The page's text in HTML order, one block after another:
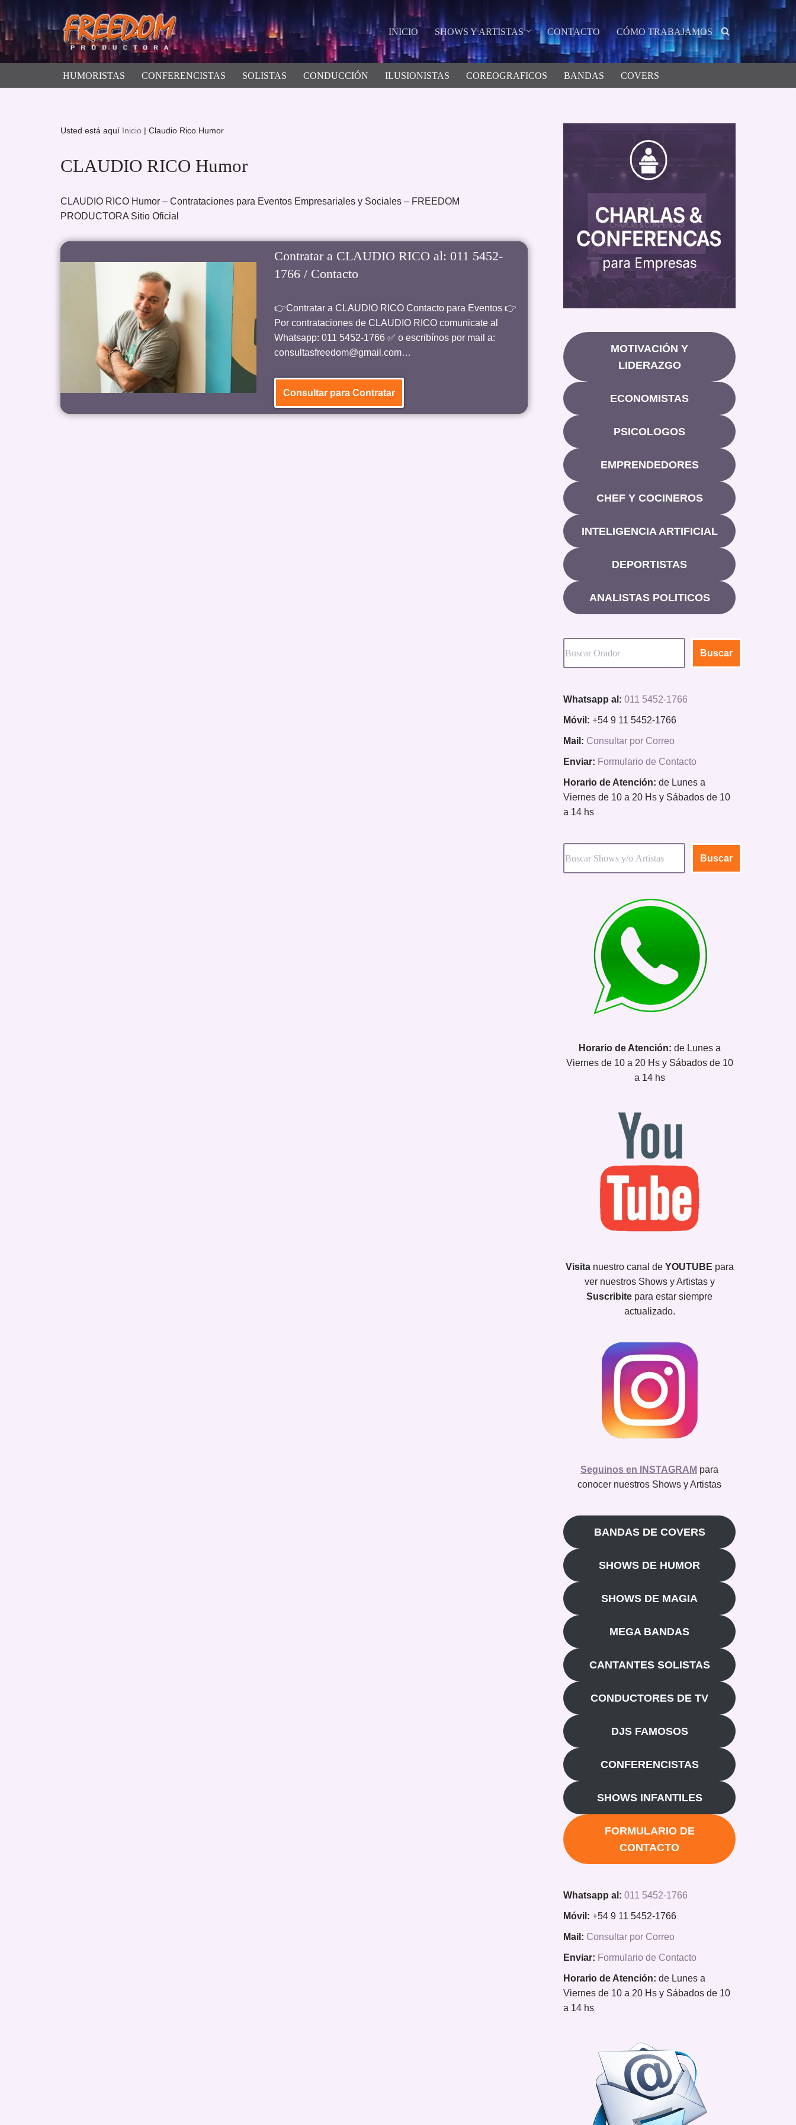
Saltar
contenido
INICIO SHOWS Y ARTISTAS CONTACTO CÓMO TRABAJAMOS
HUMORISTAS CONFERENCISTAS SOLISTAS CONDUCCIÓN ILUSIONISTAS COREOGRAFICOS BANDAS COVERS
Usted está aquí Inicio | Claudio Rico Humor
CLAUDIO RICO Humor
CLAUDIO RICO Humor – Contrataciones para Eventos Empresariales y Sociales – FREEDOM
PRODUCTORA Sitio Oficial
Contratar a CLAUDIO RICO al: 011 5452-
1766 / Contacto
👉Contratar a CLAUDIO RICO Contacto para Eventos 👉
Por contrataciones de CLAUDIO RICO comunicate al
Whatsapp: 011 5452-1766 ✅ o escribínos por mail a:
consultasfreedom@gmail.com…
Consultar para Contratar
MOTIVACIÓN Y
LIDERAZGO
ECONOMISTAS
PSICOLOGOS
EMPRENDEDORES
CHEF Y COCINEROS
INTELIGENCIA ARTIFICIAL
DEPORTISTAS
ANALISTAS POLITICOS
Buscar
Whatsapp al: 011 5452-1766
Móvil: +54 9 11 5452-1766
Mail: Consultar por Correo
Enviar: Formulario de Contacto
Horario de Atención: de Lunes a
Viernes de 10 a 20 Hs y Sábados de 10
a 14 hs
Buscar
Horario de Atención: de Lunes a
Viernes de 10 a 20 Hs y Sábados de 10
a 14 hs
Visita nuestro canal de YOUTUBE para
ver nuestros Shows y Artistas y
Suscribite para estar siempre
actualizado.
Seguinos en INSTAGRAM para
conocer nuestros Shows y Artistas
BANDAS DE COVERS
SHOWS DE HUMOR
SHOWS DE MAGIA
MEGA BANDAS
CANTANTES SOLISTAS
CONDUCTORES DE TV
DJS FAMOSOS
CONFERENCISTAS
SHOWS INFANTILES
FORMULARIO DE
CONTACTO
Whatsapp al: 011 5452-1766
Móvil: +54 9 11 5452-1766
Mail: Consultar por Correo
Enviar: Formulario de Contacto
Horario de Atención: de Lunes a
Viernes de 10 a 20 Hs y Sábados de 10
a 14 hs